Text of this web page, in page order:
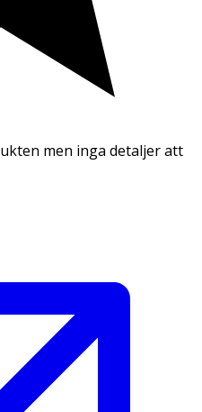
men inga detaljer att